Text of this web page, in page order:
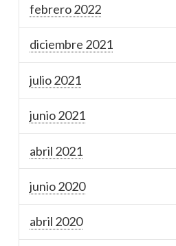
febrero 2022
diciembre 2021
julio 2021
junio 2021
abril 2021
junio 2020
abril 2020